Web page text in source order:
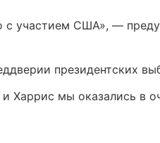
с участием США», —
президентских
Харрис мы оказались в